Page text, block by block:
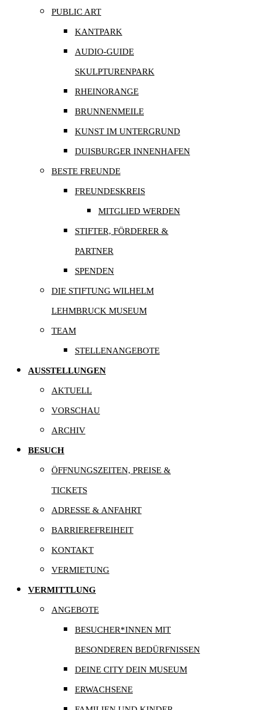
PUBLIC ART
KANTPARK
AUDIO-GUIDE
SKULPTURENPARK
RHEINORANGE
BRUNNENMEILE
KUNST IM UNTERGRUND
DUISBURGER INNENHAFEN
BESTE FREUNDE
FREUNDESKREIS
MITGLIED WERDEN
STIFTER, FÖRDERER &
PARTNER
SPENDEN
DIE STIFTUNG WILHELM
LEHMBRUCK MUSEUM
TEAM
STELLENANGEBOTE
AUSSTELLUNGEN
AKTUELL
VORSCHAU
ARCHIV
BESUCH
ÖFFNUNGSZEITEN, PREISE &
TICKETS
ADRESSE & ANFAHRT
BARRIEREFREIHEIT
KONTAKT
VERMIETUNG
VERMITTLUNG
ANGEBOTE
BESUCHER*INNEN MIT
BESONDEREN BEDÜRFNISSEN
DEINE CITY DEIN MUSEUM
ERWACHSENE